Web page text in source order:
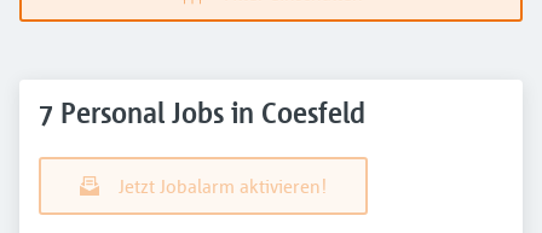
7 Personal Jobs in Coesfeld
Jetzt Jobalarm aktivieren!